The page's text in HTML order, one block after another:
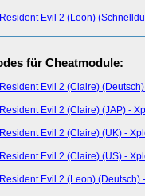
Resident Evil 2 (Leon)
für Cheatmodule:
Resident Evil 2 (Claire)
Resident Evil 2 (Claire) (JAP) -
Resident Evil 2 (Claire) (UK) -
Resident Evil 2 (Claire) (US) -
Resident Evil 2 (Leon) (Deutsch)